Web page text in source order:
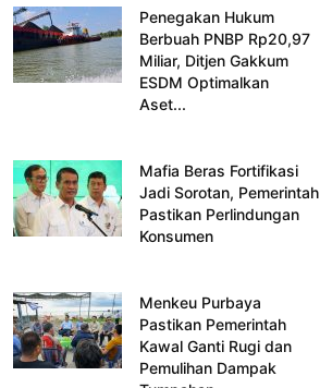
Penegakan Hukum
Berbuah PNBP Rp20,97
Miliar, Ditjen Gakkum
ESDM Optimalkan
Aset...
Mafia Beras Fortifikasi
Jadi Sorotan, Pemerintah
Pastikan Perlindungan
Konsumen
Menkeu Purbaya
Pastikan Pemerintah
Kawal Ganti Rugi dan
Pemulihan Dampak